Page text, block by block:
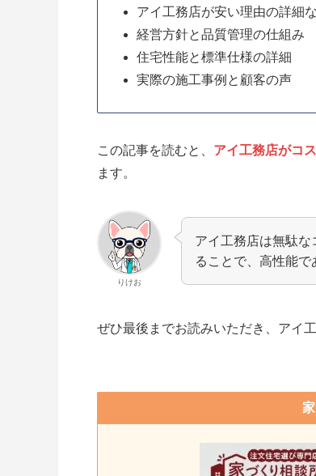
アイ工務店が安い理由の詳細
経営方針と品質管理の仕組み
住宅性能と標準仕様の詳細
実際の施工事例と顧客の声
この記事を読むと、 アイ工務店がコ
ます。
りけお
アイ工務店は無駄
ることで、高性能で
ぜひ最後までお読みいただき、アイ